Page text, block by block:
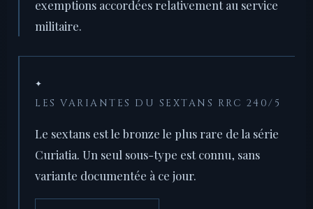
exemptions accordées relativement au service
militaire.
✦
LES VARIANTES DU SEXTANS RRC 240/5
Le sextans est le bronze le plus rare de la série
Curiatia. Un seul sous-type est connu, sans
variante documentée à ce jour.